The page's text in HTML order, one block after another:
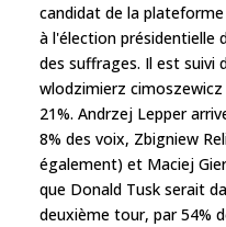
candidat de la
à l'élection présidentielle
des suffrages. Il est suivi
wlodzimierz
21%. Andrzej Lepper
8% des voix, Zbigniew
également) et Maciej
que Donald Tusk serait
deuxième tour, par 54%